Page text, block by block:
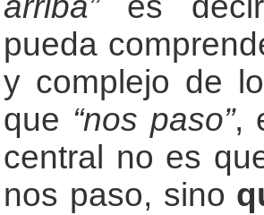
pueda
y complejo de
que “nos paso”,
central no es
nos paso, sino